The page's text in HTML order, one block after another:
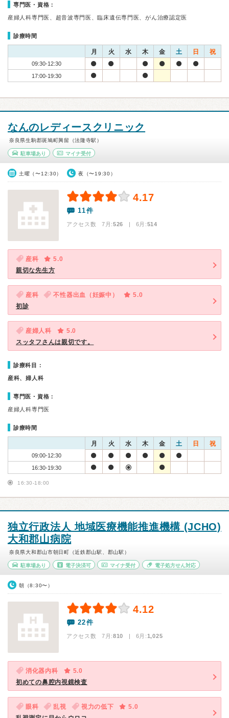
専門医・資格：
産婦人科専門医、超音波専門医、臨床遺伝専門医、がん治療認定医
診療時間
月 火 水 木 金 土 日 祝
09:30-12:30
17:00-19:30
なんのレディースクリニック
奈良県生駒郡斑鳩町興留（法隆寺駅）
駐車場あり マイナ受付
土曜（〜12:30） 夜（〜19:30）
4.17
11件
アクセス数 7月:526 | 6月:514
産科
5.0
親切な先生方
産科 不性器出血（妊娠中）
5.0
初診
産婦人科
5.0
スッタフさんは親切です。
診療科目：
産科、婦人科
専門医・資格：
産婦人科専門医
診療時間
月 火 水 木 金 土 日 祝
09:00-12:30
16:30-19:30
16:30-18:00
独立行政法人 地域医療機能推進機構 (JCHO)
大和郡山病院
奈良県大和郡山市朝日町（近鉄郡山駅、郡山駅）
駐車場あり 電子決済可 マイナ受付 電子処方せん対応
朝（8:30〜）
4.12
22件
アクセス数 7月:810 | 6月:1,025
消化器内科
5.0
初めての鼻腔内視鏡検査
眼科 乱視 視力の低下
5.0